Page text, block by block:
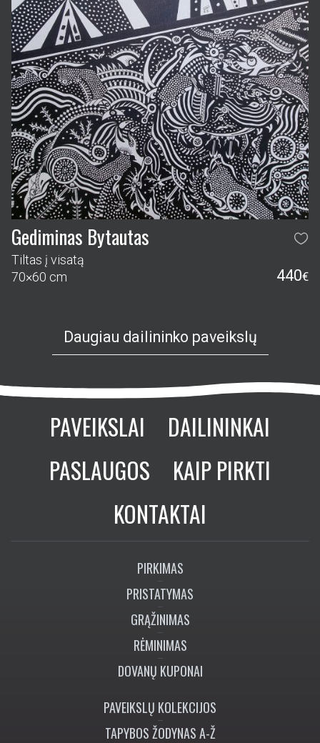
Gediminas Bytautas
Tiltas į visatą
70×60 cm
440€
Daugiau dailininko paveikslų
PAVEIKSLAI
DAILININKAI
PASLAUGOS
KAIP PIRKTI
KONTAKTAI
PIRKIMAS
PRISTATYMAS
GRĄŽINIMAS
RĖMINIMAS
DOVANŲ KUPONAI
PAVEIKSLŲ KOLEKCIJOS
TAPYBOS ŽODYNAS A-Ž